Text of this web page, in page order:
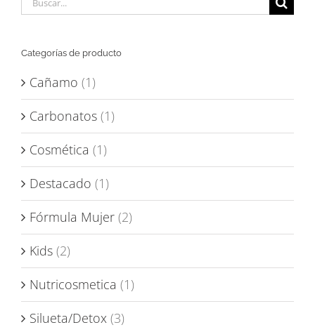
Categorías de producto
Cañamo (1)
Carbonatos (1)
Cosmética (1)
Destacado (1)
Fórmula Mujer (2)
Kids (2)
Nutricosmetica (1)
Silueta/Detox (3)